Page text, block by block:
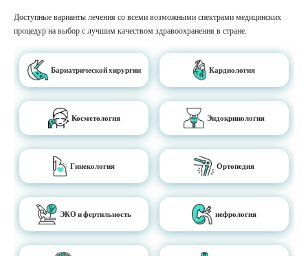
Доступные варианты лечения со всеми возможными спектрами медицинских
процедур на выбор с лучшим качеством здравоохранения в стране.
Бариатрической хирургии Кардиология
Косметология Эндокринология
Гинекология Ортопедия
ЭКО и фертильность нефрология